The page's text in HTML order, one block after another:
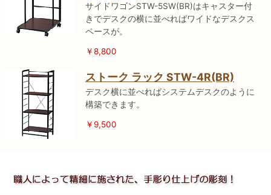
サイドワゴンSTW-5SW(BR)はキャスター付
きでデスクの横に並べればワイドなデスクス
ペースが。
￥8,800
ストーク ラック STW-4R(BR)
デスク横に並べればシステムデスクのように
構築できます。
￥9,500